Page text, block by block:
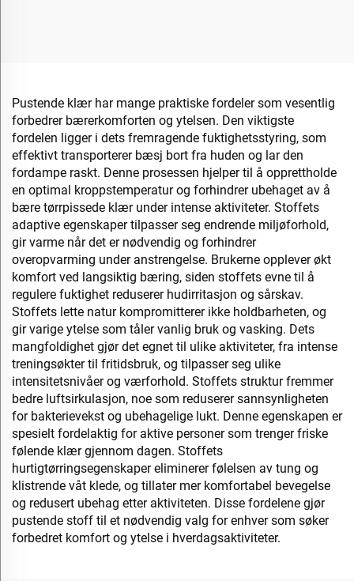
Pustende klær har mange praktiske fordeler som vesentlig
forbedrer bærerkomforten og ytelsen. Den viktigste
fordelen ligger i dets fremragende fuktighetsstyring, som
effektivt transporterer bæsj bort fra huden og lar den
fordampe raskt. Denne prosessen hjelper til å opprettholde
en optimal kroppstemperatur og forhindrer ubehaget av å
bære tørrpissede klær under intense aktiviteter. Stoffets
adaptive egenskaper tilpasser seg endrende miljøforhold,
gir varme når det er nødvendig og forhindrer
overopvarming under anstrengelse. Brukerne opplever økt
komfort ved langsiktig bæring, siden stoffets evne til å
regulere fuktighet reduserer hudirritasjon og sårskav.
Stoffets lette natur kompromitterer ikke holdbarheten, og
gir varige ytelse som tåler vanlig bruk og vasking. Dets
mangfoldighet gjør det egnet til ulike aktiviteter, fra intense
treningsøkter til fritidsbruk, og tilpasser seg ulike
intensitetsnivåer og værforhold. Stoffets struktur fremmer
bedre luftsirkulasjon, noe som reduserer sannsynligheten
for bakterievekst og ubehagelige lukt. Denne egenskapen er
spesielt fordelaktig for aktive personer som trenger friske
følende klær gjennom dagen. Stoffets
hurtigtørringsegenskaper eliminerer følelsen av tung og
klistrende våt klede, og tillater mer komfortabel bevegelse
og redusert ubehag etter aktiviteten. Disse fordelene gjør
pustende stoff til et nødvendig valg for enhver som søker
forbedret komfort og ytelse i hverdagsaktiviteter.